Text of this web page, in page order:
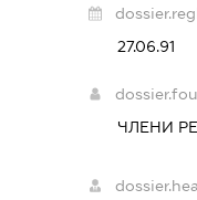
27.06.91
ЧЛЕНИ